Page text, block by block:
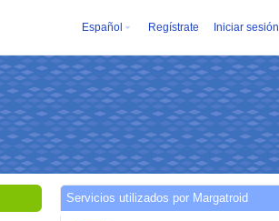
Español Regístrate Iniciar sesión
Servicios utilizados por Margatroid